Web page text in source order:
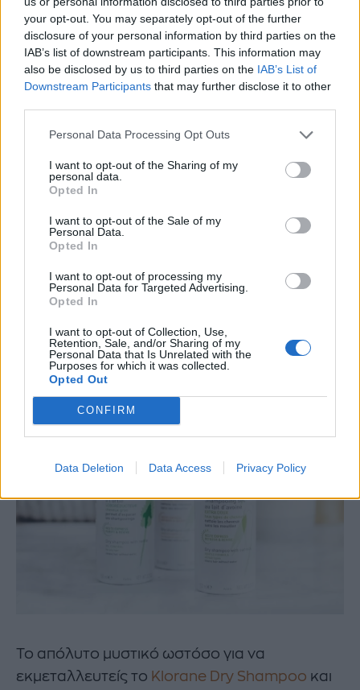
your opt-out. You may separately opt-out of the further
disclosure of your personal information by third parties on the
IAB’s list of downstream participants. This information may
also be disclosed by us to third parties on the IAB’s List of
Downstream Participants that may further disclose it to other
Personal Data Processing Opt Outs
I want to opt-out of the Sharing of my
personal data.
Opted In
I want to opt-out of the Sale of my
Personal Data.
Opted In
I want to opt-out of processing my
Personal Data for Targeted Advertising.
Opted In
I want to opt-out of Collection, Use,
Retention, Sale, and/or Sharing of my
Personal Data that Is Unrelated with the
Purposes for which it was collected.
Opted Out
CONFIRM
Data Deletion Data Access Privacy Policy
Χαρίζει πειθαρχία στα ατίθασα μαλλιά που…
απλά δεν υπακούν σε άλλες μεθόδους και
είναι το τέλειο εργαλείο για να φτιάξεις τα πιο
επιμελώς ατημέλητα ή αυστηρά σινιόν. Γιατί;
Γιατί χαρίζει στην τρίχα το κράτημα και την
χτενίσματα και παράλληλα τέλειο όγκο! Για να
δεις ακόμα περισσότερα tutorials δεν έχεις
παρά να επισκεφθείς το κανάλι της
Klorane
Greece στο Youtube.
To απόλυτο μυστικό ωστόσο για να
εκμεταλλευτείς το Klorane Dry Shampoo και